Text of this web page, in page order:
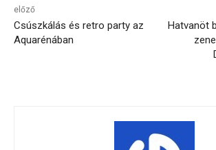
előző
Csúszkálás és retro party az
Aquarénában
Hatvanöt